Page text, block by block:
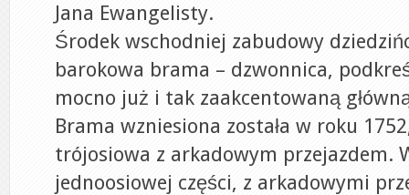
Jana Ewangelisty.
Środek wschodniej zabudowy
barokowa brama – dzwonnica,
mocno już i tak zaakcentowaną główną
Brama wzniesiona została w roku
trójosiowa z arkadowym przejazdem.
jednoosiowej części, z arkadowymi